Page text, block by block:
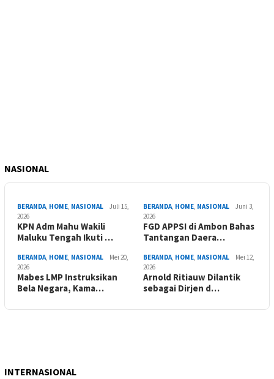
NASIONAL
BERANDA, HOME, NASIONAL
Juli 15,
2026
KPN Adm Mahu Wakili
Maluku Tengah Ikuti …
BERANDA, HOME, NASIONAL
Juni 3,
2026
FGD APPSI di Ambon Bahas
Tantangan Daera…
BERANDA, HOME, NASIONAL
Mei 20,
2026
Mabes LMP Instruksikan
Bela Negara, Kama…
BERANDA, HOME, NASIONAL
Mei 12,
2026
Arnold Ritiauw Dilantik
sebagai Dirjen d…
INTERNASIONAL